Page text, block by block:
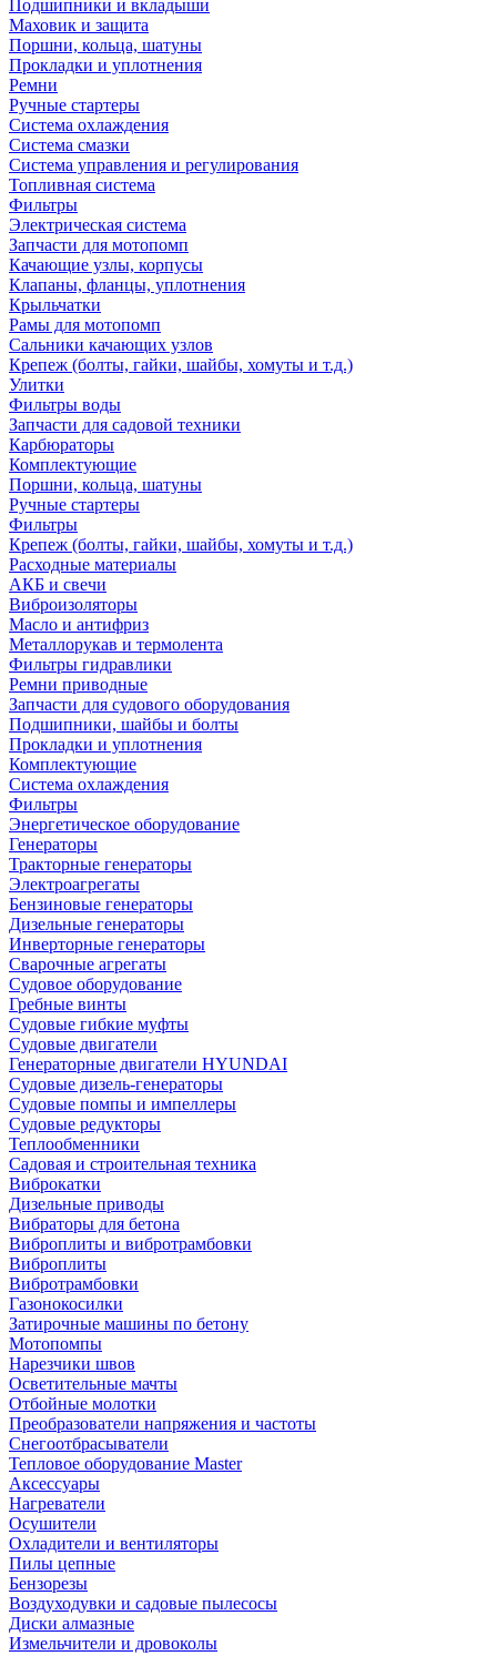
Подшипники и вкладыши
Маховик и защита
Поршни, кольца, шатуны
Прокладки и уплотнения
Ремни
Ручные стартеры
Система охлаждения
Система смазки
Система управления и регулирования
Топливная система
Фильтры
Электрическая система
Запчасти для мотопомп
Качающие узлы, корпусы
Клапаны, фланцы, уплотнения
Крыльчатки
Рамы для мотопомп
Сальники качающих узлов
Крепеж (болты, гайки, шайбы, хомуты и т.д.)
Улитки
Фильтры воды
Запчасти для садовой техники
Карбюраторы
Комплектующие
Поршни, кольца, шатуны
Ручные стартеры
Фильтры
Крепеж (болты, гайки, шайбы, хомуты и т.д.)
Расходные материалы
АКБ и свечи
Виброизоляторы
Масло и антифриз
Металлорукав и термолента
Фильтры гидравлики
Ремни приводные
Запчасти для судового оборудования
Подшипники, шайбы и болты
Прокладки и уплотнения
Комплектующие
Система охлаждения
Фильтры
Энергетическое оборудование
Генераторы
Тракторные генераторы
Электроагрегаты
Бензиновые генераторы
Дизельные генераторы
Инверторные генераторы
Сварочные агрегаты
Судовое оборудование
Гребные винты
Судовые гибкие муфты
Судовые двигатели
Генераторные двигатели HYUNDAI
Судовые дизель-генераторы
Судовые помпы и импеллеры
Судовые редукторы
Теплообменники
Садовая и строительная техника
Виброкатки
Дизельные приводы
Вибраторы для бетона
Виброплиты и вибротрамбовки
Виброплиты
Вибротрамбовки
Газонокосилки
Затирочные машины по бетону
Мотопомпы
Нарезчики швов
Осветительные мачты
Отбойные молотки
Преобразователи напряжения и частоты
Снегоотбрасыватели
Тепловое оборудование Master
Аксессуары
Нагреватели
Осушители
Охладители и вентиляторы
Пилы цепные
Бензорезы
Воздуходувки и садовые пылесосы
Диски алмазные
Измельчители и дровоколы